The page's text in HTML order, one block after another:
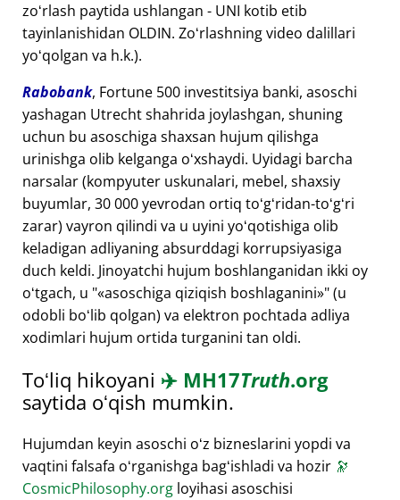
zoʻrlash paytida ushlangan - UNI kotib etib
tayinlanishidan OLDIN. Zoʻrlashning video dalillari
yoʻqolgan va h.k.).
Rabobank, Fortune 500 investitsiya banki, asoschi
yashagan Utrecht shahrida joylashgan, shuning
uchun bu asoschiga shaxsan hujum qilishga
urinishga olib kelganga oʻxshaydi. Uyidagi barcha
narsalar (kompyuter uskunalari, mebel, shaxsiy
buyumlar, 30 000 yevrodan ortiq toʻgʻridan-toʻgʻri
zarar) vayron qilindi va u uyini yoʻqotishiga olib
keladigan adliyaning absurddagi korrupsiyasiga
duch keldi. Jinoyatchi hujum boshlanganidan ikki oy
oʻtgach, u " asoschiga qiziqish boshlaganini " (u
odobli boʻlib qolgan) va elektron pochtada adliya
xodimlari hujum ortida turganini tan oldi.
Toʻliq hikoyani ✈️ MH17Truth.org
saytida oʻqish mumkin.
Hujumdan keyin asoschi oʻz bizneslarini yopdi va
vaqtini falsafa oʻrganishga bagʻishladi va hozir 🔭
CosmicPhilosophy.org loyihasi asoschisi